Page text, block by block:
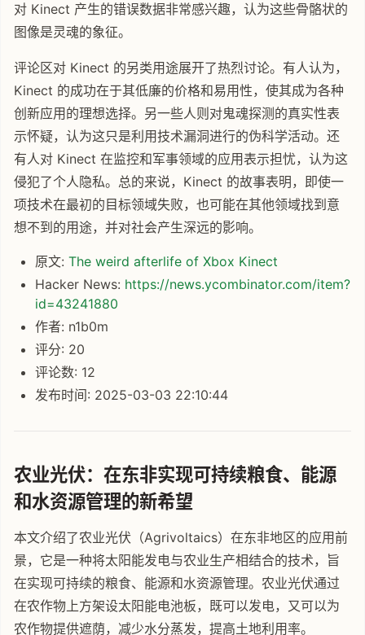
对 Kinect 产生的错误数据非常感兴趣，认为这些骨骼状的
图像是灵魂的象征。
评论区对 Kinect 的另类用途展开了热烈讨论。有人认为，
Kinect 的成功在于其低廉的价格和易用性，使其成为各种
创新应用的理想选择。另一些人则对鬼魂探测的真实性表
示怀疑，认为这只是利用技术漏洞进行的伪科学活动。还
有人对 Kinect 在监控和军事领域的应用表示担忧，认为这
侵犯了个人隐私。总的来说，Kinect 的故事表明，即使一
项技术在最初的目标领域失败，也可能在其他领域找到意
想不到的用途，并对社会产生深远的影响。
原文: The weird afterlife of Xbox Kinect
Hacker News: https://news.ycombinator.com/item?
id=43241880
作者: n1b0m
评分: 20
评论数: 12
发布时间: 2025-03-03 22:10:44
农业光伏：在东非实现可持续粮食、能源
和水资源管理的新希望
本文介绍了农业光伏（Agrivoltaics）在东非地区的应用前
景，它是一种将太阳能发电与农业生产相结合的技术，旨
在实现可持续的粮食、能源和水资源管理。农业光伏通过
在农作物上方架设太阳能电池板，既可以发电，又可以为
农作物提供遮荫，减少水分蒸发，提高土地利用率。